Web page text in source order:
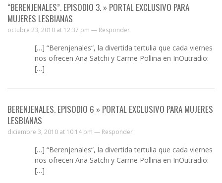
“BERENJENALES”. EPISODIO 3. » PORTAL EXCLUSIVO PARA
MUJERES LESBIANAS
octubre 23, 2010 at 12:37 pm — Responder
[…] “Berenjenales“, la divertida tertulia que cada viernes
nos ofrecen Ana Satchi y Carme Pollina en InOutradio:
[…]
BERENJENALES. EPISODIO 6 » PORTAL EXCLUSIVO PARA MUJERES
LESBIANAS
diciembre 3, 2010 at 10:14 pm — Responder
[…] “Berenjenales“, la divertida tertulia que cada viernes
nos ofrecen Ana Satchi y Carme Pollina en InOutradio:
[…]